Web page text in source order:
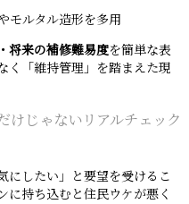
モルタル造形を多用
将来の補修難易度を簡単な表
く「維持管理」を踏まえた現
けじゃないリアルチェック
にしたい」と要望を受けるこ
に持ち込むと住民ウケが悪く